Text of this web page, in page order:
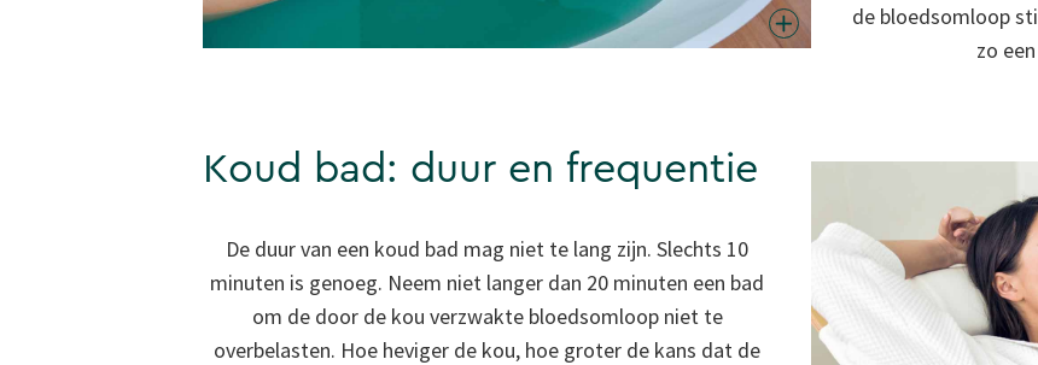
de bloedsomloop
zo
Koud bad: duur en frequentie
De duur van een koud bad mag niet te lang zijn. Slechts 10
minuten is genoeg. Neem niet langer dan 20 minuten een bad
om de door de kou verzwakte bloedsomloop niet te
overbelasten. Hoe heviger de kou, hoe groter de kans dat de